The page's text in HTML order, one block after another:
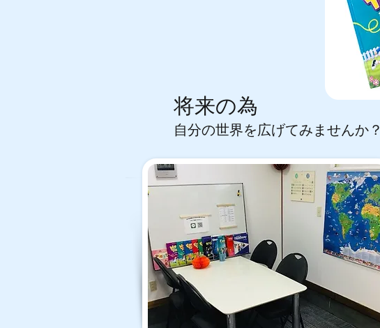
​将来の為
自分の世界を広げてみませんか？